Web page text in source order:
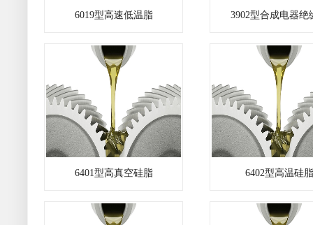
6019型高速低温脂 3902型合成电器绝
6401型高真空硅脂 6402型高温硅脂